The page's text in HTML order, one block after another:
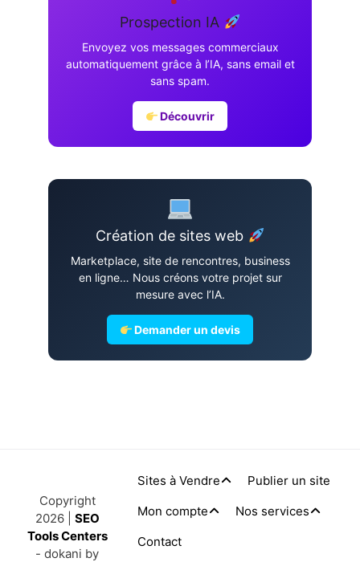
Prospection IA
Envoyez vos messages commerciaux
automatiquement grâce à l’IA, sans email et
sans spam.
Découvrir
Création de sites web
Marketplace, site de rencontres, business
en ligne… Nous créons votre projet sur
mesure avec l’IA.
Demander un devis
Copyright
2026 | SEO
Tools Centers
- dokani by
Sites à Vendre
Publier un site
Mon compte
Nos services
Contact